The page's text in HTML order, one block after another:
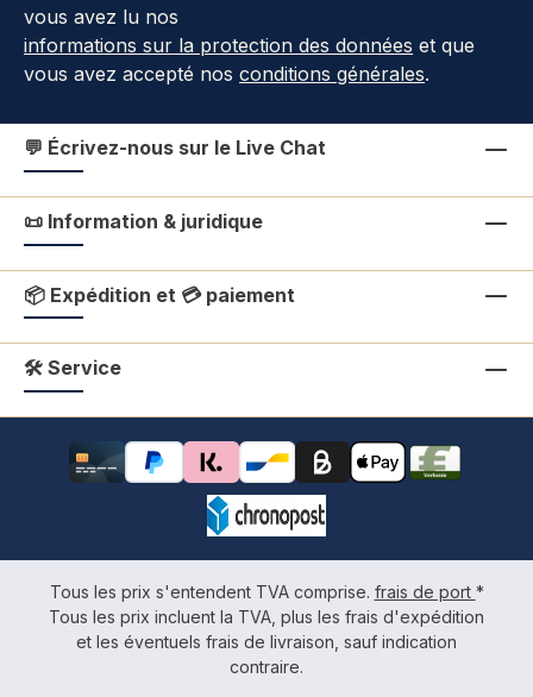
vous avez lu nos
informations sur la protection des données et que
vous avez accepté nos conditions générales.
💬 Écrivez-nous sur le Live Chat
📜 Information & juridique
📦 Expédition et 💳 paiement
🛠 Service
Tous les prix s'entendent TVA comprise. frais de port *
Tous les prix incluent la TVA, plus les frais d'expédition
et les éventuels frais de livraison, sauf indication
contraire.